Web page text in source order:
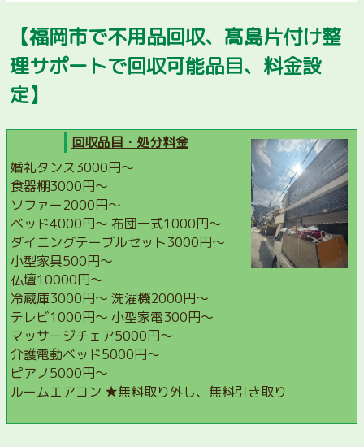
【福岡市で不用品回収、髙島片付け整
理サポートで回収可能品目、料金設
定】
回収品目・処分料金
婚礼タンス3000円〜
食器棚3000円〜
ソファー2000円〜
ベッド4000円〜 布団一式1000円〜
ダイニングテーブルセット3000円〜
小型家具500円〜
仏壇10000円〜
冷蔵庫3000円〜 洗濯機2000円〜
テレビ1000円〜 小型家電300円〜
マッサージチェア5000円〜
介護電動ベッド5000円〜
ピアノ5000円〜
ルームエアコン ★無料取り外し、無料引き取り